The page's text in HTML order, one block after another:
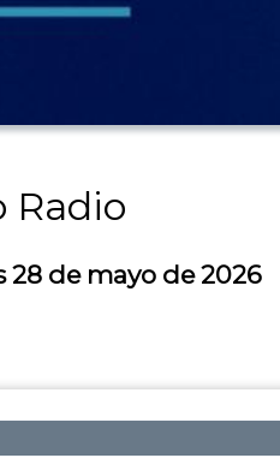
Radio
28 de mayo de 2026